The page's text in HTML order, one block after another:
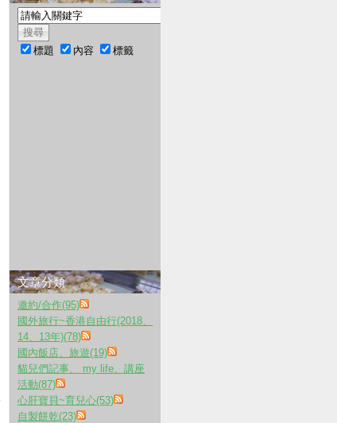
標題 內容 標籤
文章分類
邀約/合作(95)
國外旅行~香港自由行(2018、
14、13年)(78)
國內飯店、旅遊(19)
貓兒們記事、 my life、講座
活動(87)
心肝寶貝~育兒心(53)
自製餅乾(23)